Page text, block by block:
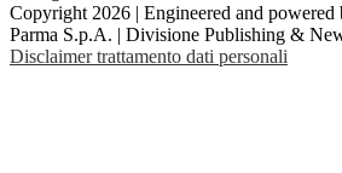
Copyright 2026 | Engineered and
Parma S.p.A. | Divisione Publishing &
Disclaimer trattamento dati personali